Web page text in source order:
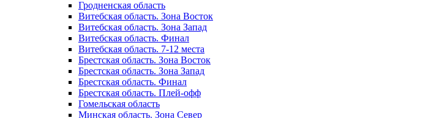
Гродненская область
Витебская область. Зона Восток
Витебская область. Зона Запад
Витебская область. Финал
Витебская область. 7-12 места
Брестская область. Зона Восток
Брестская область. Зона Запад
Брестская область. Финал
Брестская область. Плей-офф
Гомельская область
Минская область. Зона Север